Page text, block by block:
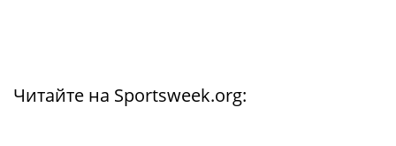
Читайте на Sportsweek.org: